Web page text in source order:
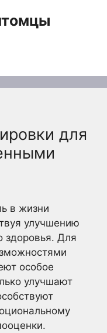
для
в жизни
улучшению
здоровья. Для
особое
улучшают